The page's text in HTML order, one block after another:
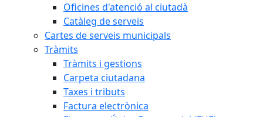
Oficines d'atenció al ciutadà
Catàleg de serveis
Cartes de serveis municipals
Tràmits
Tràmits i gestions
Carpeta ciutadana
Taxes i tributs
Factura electrònica